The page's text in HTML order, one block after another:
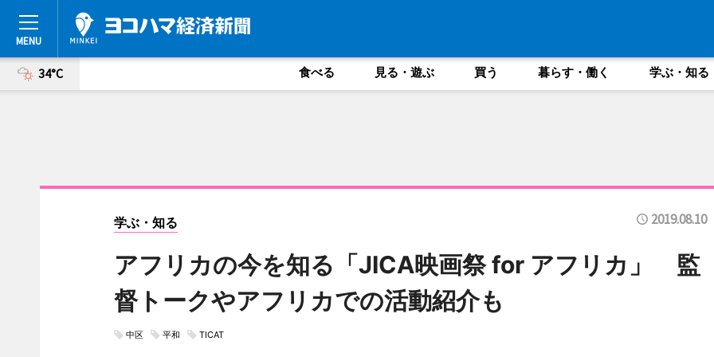
34°C 食べる 見る・遊ぶ 買う 暮らす・働く 学ぶ・知る
学ぶ・知る 2019.08.10
アフリカの今を知る「JICA映画祭 for アフリカ」 監
督トークやアフリカでの活動紹介も
中区 平和 TICAT